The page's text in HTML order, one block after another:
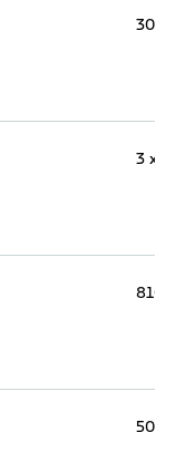
300
3 x14
810
500